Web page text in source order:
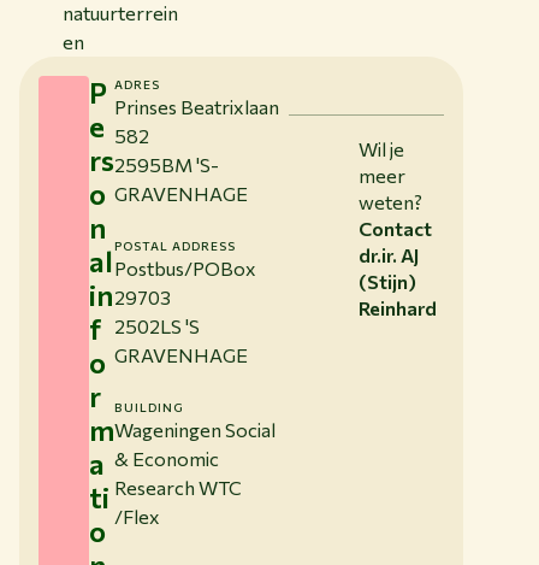
natuurterrein
en
P
e
rs
o
n
al
in
f
o
r
m
a
ti
o
ADRES
Prinses Beatrixlaan
582
2595BM 'S-
GRAVENHAGE
POSTAL ADDRESS
Postbus/POBox
29703
2502LS 'S
GRAVENHAGE
BUILDING
Wageningen Social
& Economic
Research WTC
/Flex
Wil je
meer
weten?
Contact
dr.ir. AJ
(Stijn)
Reinhard